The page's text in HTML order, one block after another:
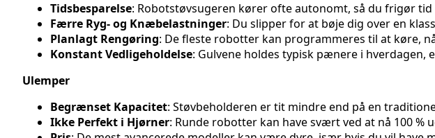
Tidsbesparelse: Robotstøvsugeren kører ofte autonomt, så du frigør
Færre Ryg- og Knæbelastninger: Du slipper for at bøje dig over en
Planlagt Rengøring: De fleste robotter kan programmeres til at køre,
Konstant Vedligeholdelse: Gulvene holdes typisk pænere i hverdagen,
Ulemper
Begrænset Kapacitet: Støvbeholderen er tit mindre end på en
Ikke Perfekt i Hjørner: Runde robotter kan have svært ved at nå 100 %